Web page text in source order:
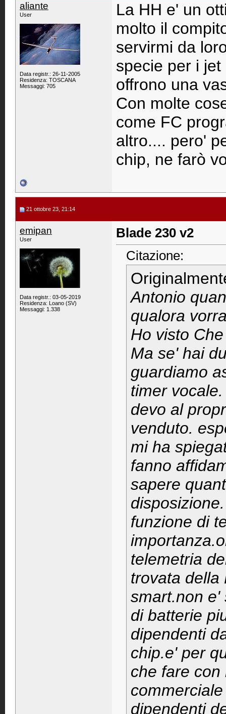
aliante
User
Data registr.: 26-11-2005
Residenza: TOSCANA
Messaggi: 705
La HH e' un
molto il
servirmi da
specie per i
offrono una
Con molte
come FC
altro.... pero'
chip, ne farò
21 ottobre 23, 21:14
emipan
User
Data registr.: 03-05-2019
Residenza: Loano (SV)
Messaggi: 1.338
Blade 230 v2
Citazione:
Antonio
qualora
Ho visto
Ma se' hai
guardiamo
timer
devo al
venduto.
mi ha
fanno
sapere
funzione di
telemetria
trovata della
smart.non e'
di batterie
dipendenti
chip.e' per
che fare con
dipendenti